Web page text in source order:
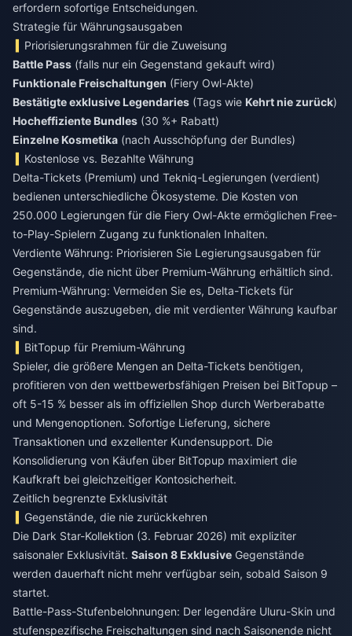
erfordern sofortige Entscheidungen.
Strategie für Währungsausgaben
Priorisierungsrahmen für die Zuweisung
Battle Pass (falls nur ein Gegenstand gekauft wird)
Funktionale Freischaltungen (Fiery Owl-Akte)
Bestätigte exklusive Legendaries (Tags wie Kehrt nie zurück)
Hocheffiziente Bundles (30 %+ Rabatt)
Einzelne Kosmetika (nach Ausschöpfung der Bundles)
Kostenlose vs. Bezahlte Währung
Delta-Tickets (Premium) und Tekniq-Legierungen (verdient)
bedienen unterschiedliche Ökosysteme. Die Kosten von
250.000 Legierungen für die Fiery Owl-Akte ermöglichen Free-
to-Play-Spielern Zugang zu funktionalen Inhalten.
Verdiente Währung: Priorisieren Sie Legierungsausgaben für
Gegenstände, die nicht über Premium-Währung erhältlich sind.
Premium-Währung: Vermeiden Sie es, Delta-Tickets für
Gegenstände auszugeben, die mit verdienter Währung kaufbar
sind.
BitTopup für Premium-Währung
Spieler, die größere Mengen an Delta-Tickets benötigen,
profitieren von den wettbewerbsfähigen Preisen bei BitTopup –
oft 5-15 % besser als im offiziellen Shop durch Werberabatte
und Mengenoptionen. Sofortige Lieferung, sichere
Transaktionen und exzellenter Kundensupport. Die
Konsolidierung von Käufen über BitTopup maximiert die
Kaufkraft bei gleichzeitiger Kontosicherheit.
Zeitlich begrenzte Exklusivität
Gegenstände, die nie zurückkehren
Die Dark Star-Kollektion (3. Februar 2026) mit expliziter
saisonaler Exklusivität. Saison 8 Exklusive Gegenstände
werden dauerhaft nicht mehr verfügbar sein, sobald Saison 9
startet.
Battle-Pass-Stufenbelohnungen: Der legendäre Uluru-Skin und
stufenspezifische Freischaltungen sind nach Saisonende nicht